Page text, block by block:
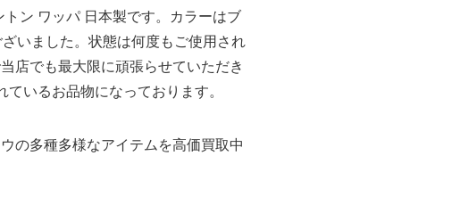
ン ワッパ 日本製です。カラーはブ
いました。状態は何度もご使用され
店でも最大限に頑張らせていただき
いるお品物になっております。
の多種多様なアイテムを高価買取中